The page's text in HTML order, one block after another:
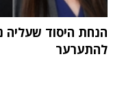
הנחת היסוד שעליה
להתערער